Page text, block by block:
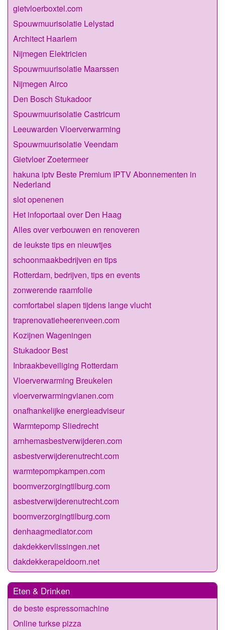
gietvloerboxtel.com
Spouwmuurisolatie Lelystad
Architect Haarlem
Nijmegen Elektricien
Spouwmuurisolatie Maarssen
Nijmegen Airco
Den Bosch Stukadoor
Spouwmuurisolatie Castricum
Leeuwarden Vloerverwarming
Spouwmuurisolatie Veendam
Gietvloer Zoetermeer
hakuna iptv Beste Premium IPTV Abonnementen in
Nederland
slot openenen
Het infoportaal over Den Haag
Alles over verbouwen en renoveren
de leukste tips en nieuwtjes
schoonmaakbedrijven en tips
Rotterdam, bedrijven, tips en events
zonwerende raamfolie
comfortabel slapen tijdens lange vlucht
traprenovatieheerenveen.com
Kozijnen Wageningen
Stukadoor Best
Inbraakbeveiliging Rotterdam
Vloerverwarming Breukelen
vloerverwarmingvianen.com
onafhankelijke energieadviseur
Warmtepomp Sliedrecht
arnhemasbestverwijderen.com
asbestverwijderenutrecht.com
warmtepompkampen.com
boomverzorgingtilburg.com
asbestverwijderenutrecht.com
boomverzorgingtilburg.com
denhaagmediator.com
dakdekkervlissingen.net
dakdekkerapeldoorn.net
Eten & Drinken
de beste espressomachine
Online turkse pizza